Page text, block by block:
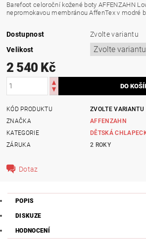
Barefoot celoroční kožené boty AFFENZAHN
nepromokavou membránou AffenTex v modré
Dostupnost
Zvolte variantu
Velikost
2 540 Kč
KÓD PRODUKTU
ZVOLTE VARIANTU
ZNAČKA
AFFENZAHN
KATEGORIE
DĚTSKÁ
ZÁRUKA
2 ROKY
Dotaz
POPIS
DISKUZE
HODNOCENÍ